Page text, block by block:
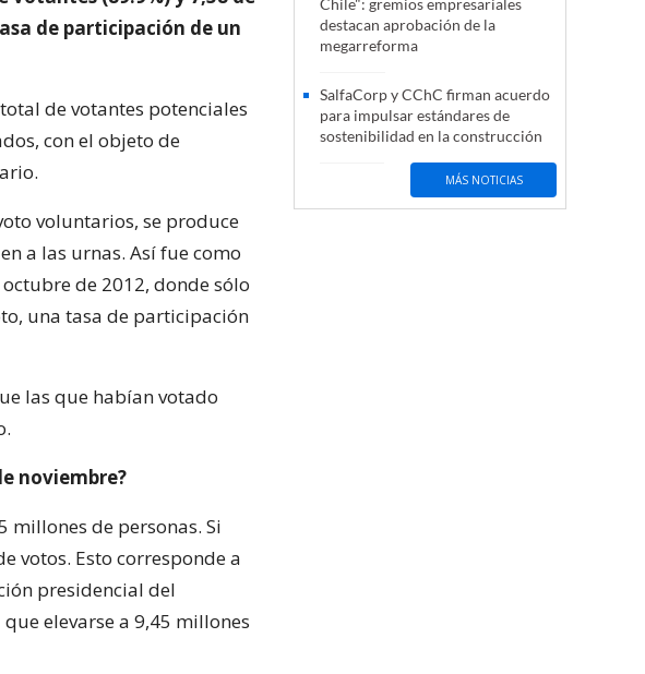
de participación de un
de votantes potenciales
con el objeto de
voluntarios, se produce
a las urnas. Así fue como
de 2012, donde sólo
una tasa de participación
las que habían votado
noviembre?
millones de personas. Si
votos. Esto corresponde a
presidencial del
elevarse a 9,45 millones
Chile": gremios empresariales
destacan aprobación de la
megarreforma
SalfaCorp y CChC firman acuerdo
para impulsar estándares de
sostenibilidad en la construcción
MÁS NOTICIAS